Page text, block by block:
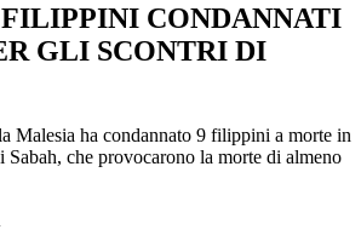
CONDANNATI
GLI SCONTRI DI
Malesia ha condannato 9 filippini a morte in
Sabah, che provocarono la morte di almeno